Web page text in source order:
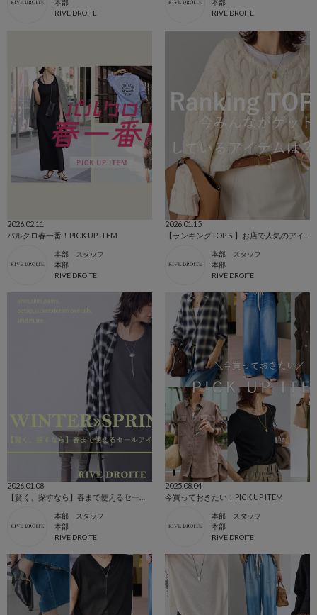
本部
RIVE DROITE
本部
RIVE DROITE
2026.02.11
パルクロ春一番！PICK UP ITEM
本部 スタッフ
本部
RIVE DROITE
2026.01.15
本部 スタッフ
本部
RIVE DROITE
2026.01.08
本部 スタッフ
本部
RIVE DROITE
2025.08.04
今買っておきたい！PICK UP ITEM
本部 スタッフ
本部
RIVE DROITE